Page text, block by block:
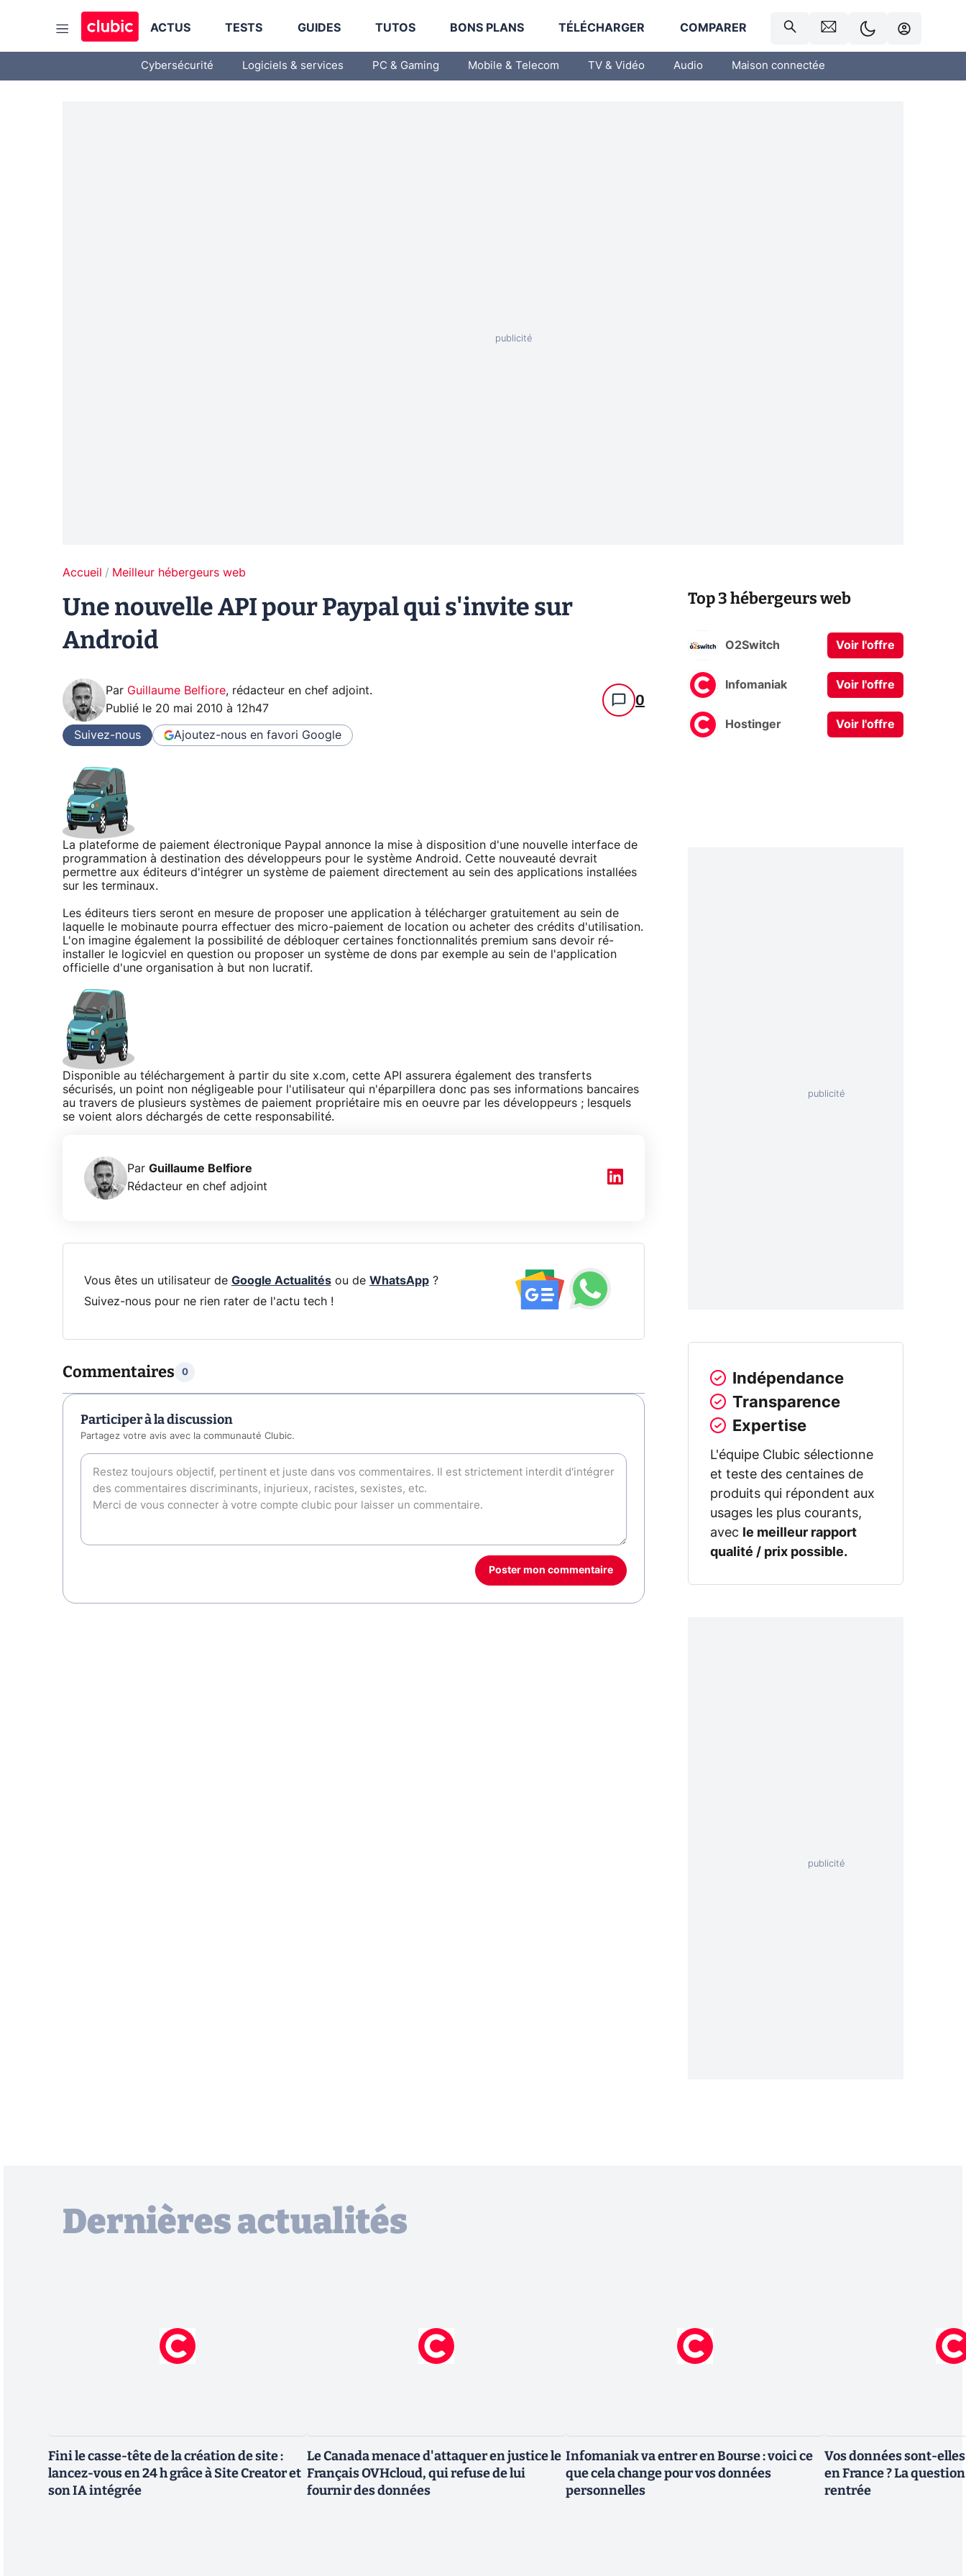
ACTUS TESTS GUIDES TUTOS BONS PLANS TÉLÉCHARGER COMPARER
Cybersécurité Logiciels & services PC & Gaming Mobile & Telecom TV & Vidéo Audio Maison connectée
Accueil Meilleur hébergeurs web
Une nouvelle API pour Paypal qui s'invite sur
Android
Par Guillaume Belfiore, rédacteur en chef adjoint.
Publié le 20 mai 2010 à 12h47 0
Suivez-nous Ajoutez-nous en favori Google
La plateforme de paiement électronique Paypal annonce la mise à disposition d'une nouvelle interface de
programmation à destination des développeurs pour le système Android. Cette nouveauté devrait
permettre aux éditeurs d'intégrer un système de paiement directement au sein des applications installées
sur les terminaux.
Les éditeurs tiers seront en mesure de proposer une application à télécharger gratuitement au sein de
laquelle le mobinaute pourra effectuer des micro-paiement de location ou acheter des crédits d'utilisation.
L'on imagine également la possibilité de débloquer certaines fonctionnalités premium sans devoir ré-
installer le logicviel en question ou proposer un système de dons par exemple au sein de l'application
officielle d'une organisation à but non lucratif.
Disponible au téléchargement à partir du site x.com, cette API assurera également des transferts
sécurisés, un point non négligeable pour l'utilisateur qui n'éparpillera donc pas ses informations bancaires
au travers de plusieurs systèmes de paiement propriétaire mis en oeuvre par les développeurs ; lesquels
se voient alors déchargés de cette responsabilité.
Par Guillaume Belfiore
Rédacteur en chef adjoint
Vous êtes un utilisateur de Google Actualitésou de WhatsApp?
Suivez-nous pour ne rien rater de l'actu tech !
Commentaires 0
Participer à la discussion
Partagez votre avis avec la communauté Clubic.
Poster mon commentaire
Top 3 hébergeurs web
O2Switch Voir l'offre
Infomaniak Voir l'offre
Hostinger Voir l'offre
Indépendance
Transparence
Expertise
L'équipe Clubic sélectionne
et teste des centaines de
produits qui répondent aux
usages les plus courants,
avec
le meilleur rapport
qualité / prix possible.
Dernières actualités
Fini le casse-tête de la création de site :
lancez-vous en 24 h grâce à Site Creator et
son IA intégrée
Le Canada menace d'attaquer en justice le
Français OVHcloud, qui refuse de lui
fournir des données
Infomaniak va entrer en Bourse : voici ce
que cela change pour vos données
personnelles
Vos données sont-
en France ? La
rentrée